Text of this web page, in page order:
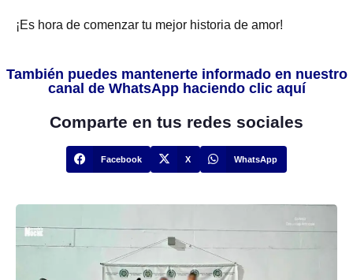
¡Es hora de comenzar tu mejor historia de amor!
También puedes mantenerte informado en nuestro
canal de WhatsApp haciendo clic aquí
Comparte en tus redes sociales
Facebook X WhatsApp